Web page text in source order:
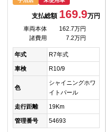
支払総額 169.9万円
車両本体
162.7万円
諸費用
7.2万円
年式 R7年式
車検 R10/9
色
シャイニングホワ
イトパール
走行距離 19Km
管理番号 54693